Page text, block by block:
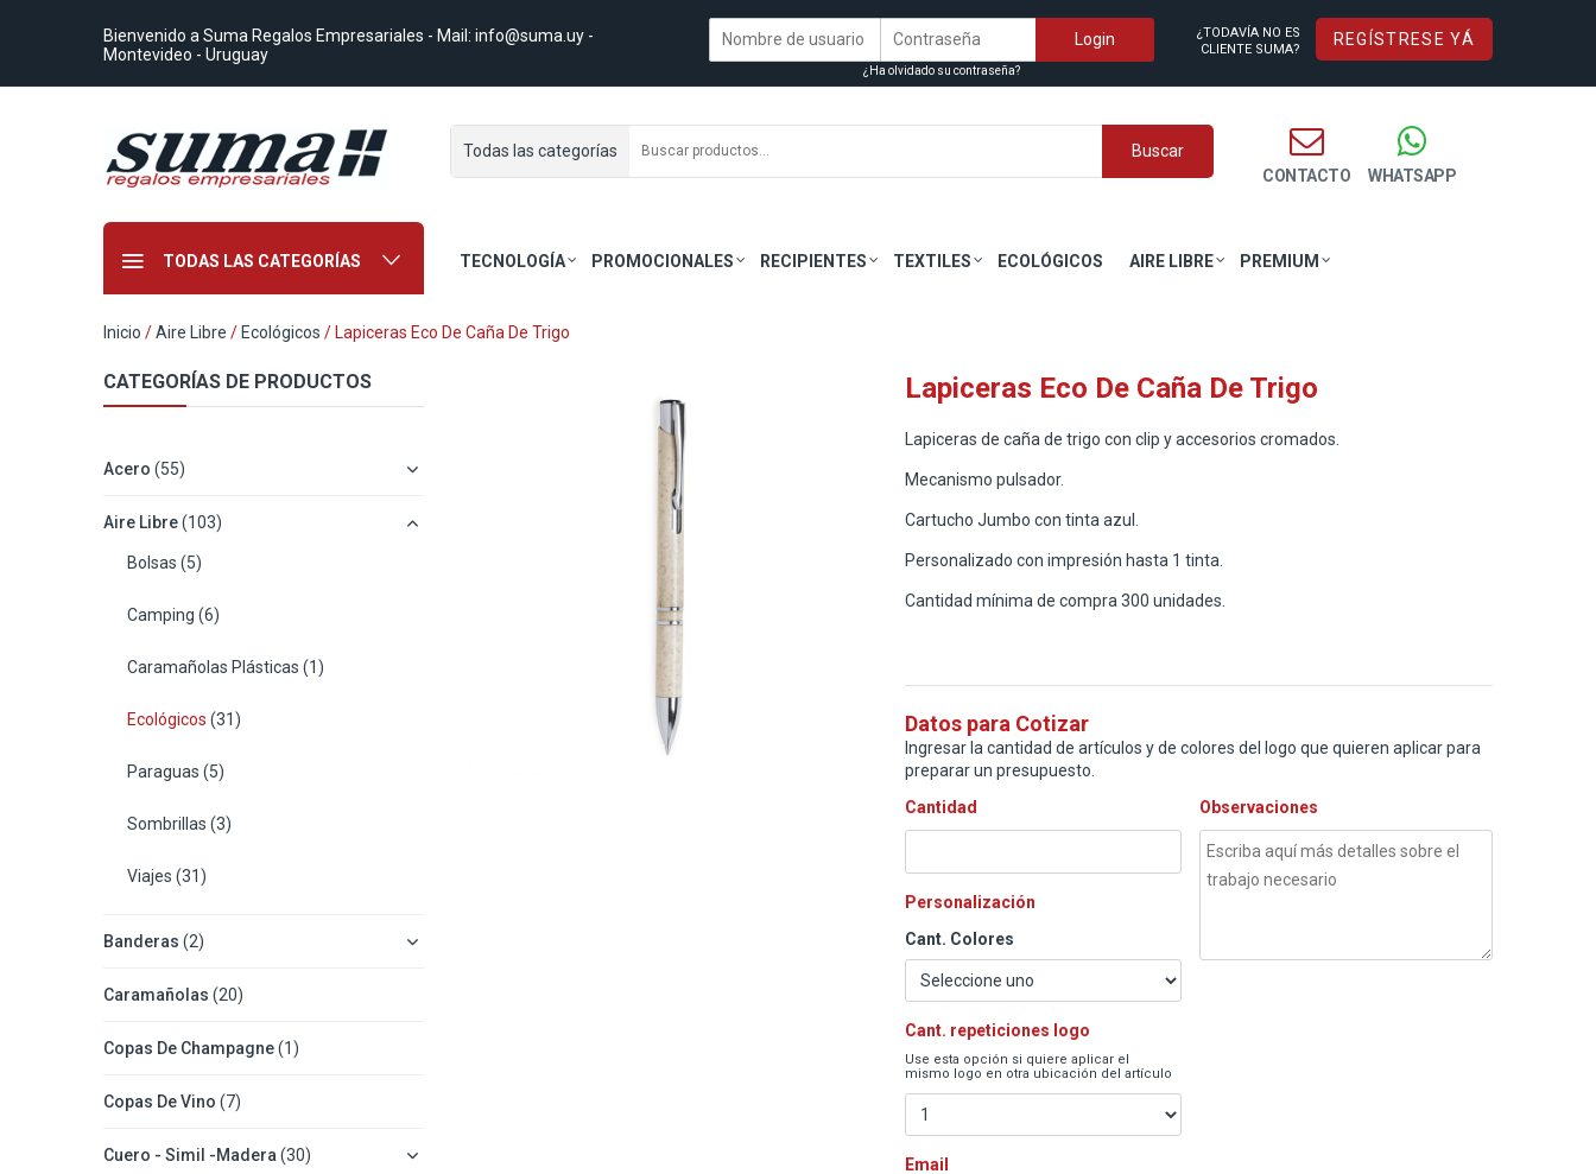
Bienvenido a Suma Regalos Empresariales - Mail: info@suma.uy -
Montevideo - Uruguay
¿Ha olvidado su contraseña?
¿TODAVÍA NO ES
CLIENTE SUMA?
REGÍSTRESE YÁ
WHATSAPP
CONTACTO
Todas las categorías Buscar
TODAS LAS CATEGORÍAS TECNOLOGÍA PROMOCIONALES RECIPIENTES TEXTILES ECOLÓGICOS AIRE LIBRE PREMIUM
Inicio /Aire Libre /Ecológicos / Lapiceras Eco De Caña De Trigo
CATEGORÍAS DE PRODUCTOS
Acero (55)
Aire Libre(103)
Bolsas (5)
Camping (6)
Caramañolas Plásticas (1)
Ecológicos (31)
Paraguas (5)
Sombrillas (3)
Viajes (31)
Banderas (2)
Caramañolas (20)
Copas De Champagne(1)
Copas De Vino (7)
Cuero - Simil -Madera (30)
Lapiceras Eco De Caña De Trigo
Lapiceras de caña de trigo con clip y accesorios cromados.
Mecanismo pulsador.
Cartucho Jumbo con tinta azul.
Personalizado con impresión hasta 1 tinta.
Cantidad mínima de compra 300 unidades.
Datos para Cotizar
Ingresar la cantidad de artículos y de colores del logo que quieren aplicar para
preparar un presupuesto.
Cantidad
Personalización
Cant. Colores
Cant. repeticiones logo
Use esta opción si quiere aplicar el
mismo logo en otra ubicación del artículo
Observaciones
Email